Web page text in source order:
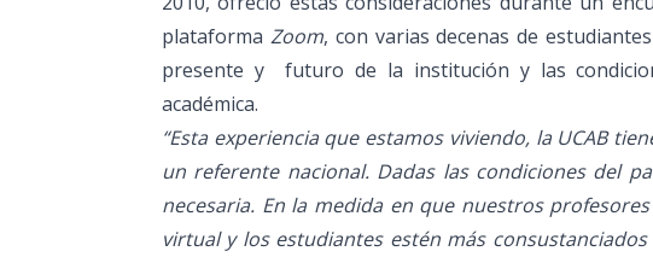
plataforma Zoom, con varias decenas de
presente y futuro de la institución y las
académica.
“Esta experiencia que estamos viviendo, la UCAB
un referente nacional. Dadas las condiciones del
necesaria. En la medida en que nuestros
virtual y los estudiantes estén más